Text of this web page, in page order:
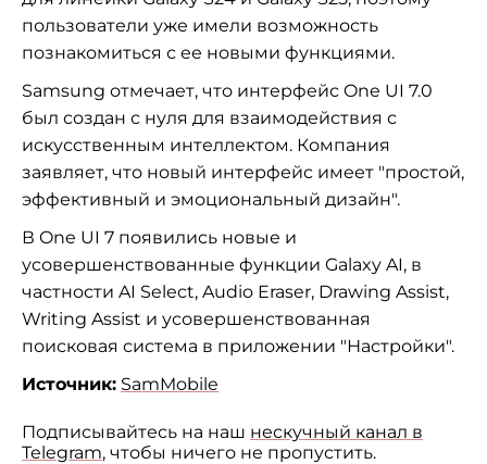
пользователи уже имели возможность
познакомиться с ее новыми функциями.
Samsung отмечает, что интерфейс One UI 7.0
был создан с нуля для взаимодействия с
искусственным интеллектом. Компания
заявляет, что новый интерфейс имеет "простой,
эффективный и эмоциональный дизайн".
В One UI 7 появились новые и
усовершенствованные функции Galaxy AI, в
частности AI Select, Audio Eraser, Drawing Assist,
Writing Assist и усовершенствованная
поисковая система в приложении "Настройки".
Источник: SamMobile
Подписывайтесь на наш нескучный канал в
Telegram, чтобы ничего не пропустить.